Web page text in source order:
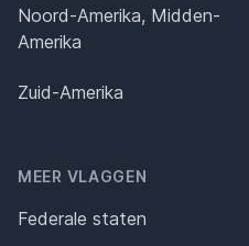
Noord-Amerika, Midden-
Amerika
Zuid-Amerika
MEER VLAGGEN
Federale staten